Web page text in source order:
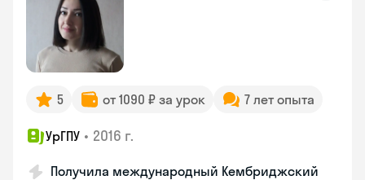
5 от 1090 ₽ за урок 7 лет опыта
УрГПУ • 2016 г.
Получила международный Кембриджский